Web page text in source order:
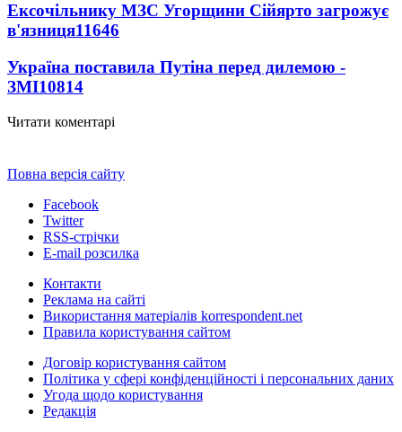
Ексочільнику МЗС Угорщини Сійярто загрожує
в'язниця11646
Україна поставила Путіна перед дилемою -
ЗМІ10814
Читати коментарі
Повна версія сайту
Facebook
Twitter
RSS-стрічки
E-mail розсилка
Контакти
Реклама на сайті
Використання матеріалів korrespondent.net
Правила користування сайтом
Договір користування сайтом
Політика у сфері конфіденційності і персональних даних
Угода щодо користування
Редакція